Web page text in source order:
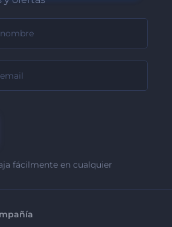
fácilmente en cualquier